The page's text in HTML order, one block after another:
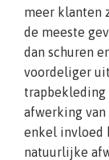
meer klanten
de meeste
dan schuren
voordeliger
afwerking
enkel invloed
natuurlijke